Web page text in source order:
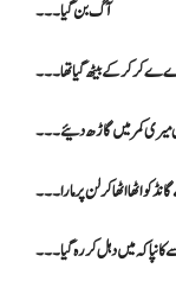
آگ بن گیا ۔۔۔
کرکر کے بیٹھ گیا تھا ۔۔۔
کمر میں گاڑھ دئیے ۔۔۔
اٹھا اٹھا کر لن پر مارا ۔۔۔
کہ میں دہل کر رہ گیا۔۔۔